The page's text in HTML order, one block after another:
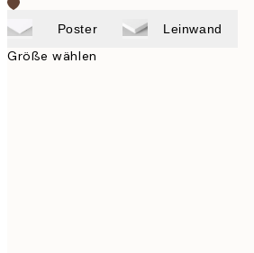
Poster Leinwand
Größe wählen